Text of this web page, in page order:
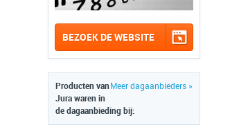
BEZOEK DE WEBSITE
Meer dagaanbieders »
Producten van
Jura waren in
de dagaanbieding bij: